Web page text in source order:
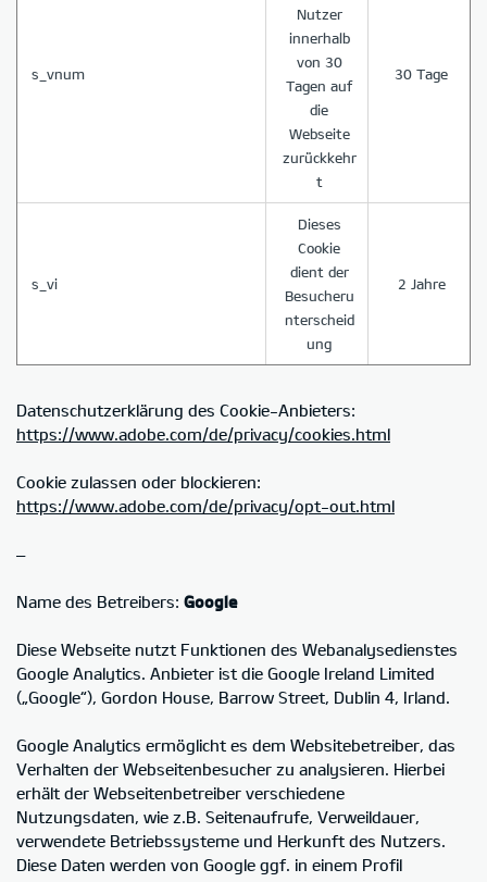
s_vnum
Nutzer
innerhalb
von 30
Tagen auf
die
Webseite
zurückkehr
t
30 Tage
s_vi
Dieses
Cookie
dient der
Besucheru
nterscheid
ung
2 Jahre
Datenschutzerklärung des Cookie-Anbieters:
https://www.adobe.com/de/privacy/cookies.html
Cookie zulassen oder blockieren:
https://www.adobe.com/de/privacy/opt-out.html
–
Name des Betreibers: Google
Diese Webseite nutzt Funktionen des Webanalysedienstes
Google Analytics. Anbieter ist die Google Ireland Limited
(„Google“), Gordon House, Barrow Street, Dublin 4, Irland.
Google Analytics ermöglicht es dem Websitebetreiber, das
Verhalten der Webseitenbesucher zu analysieren. Hierbei
erhält der Webseitenbetreiber verschiedene
Nutzungsdaten, wie z.B. Seitenaufrufe, Verweildauer,
verwendete Betriebssysteme und Herkunft des Nutzers.
Diese Daten werden von Google ggf. in einem Profil